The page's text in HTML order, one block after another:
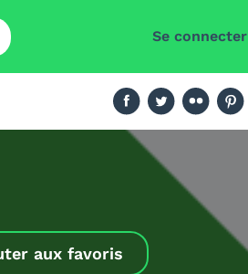
Se connecter
aux favoris